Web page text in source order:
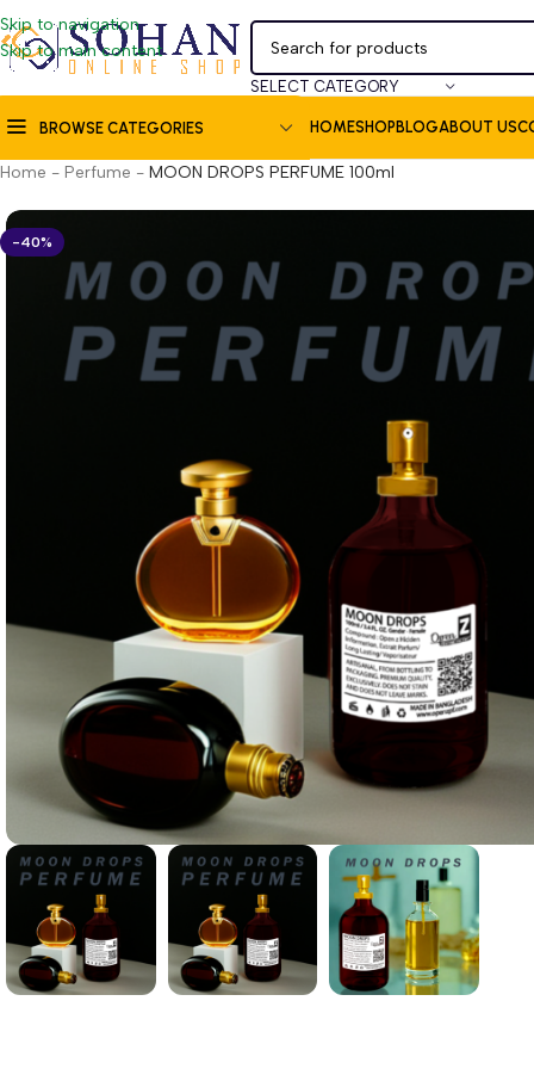
Skip to navigation
Skip to main content
SELECT CATEGORY
BROWSE CATEGORIES HOMESHOP BLOGABOUT US
Home - Perfume - MOON DROPS PERFUME 100ml
-40%